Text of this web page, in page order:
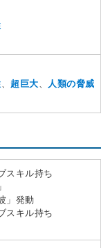
、超巨大、 人類の脅威
スキル持ち
」発動
スキル持ち